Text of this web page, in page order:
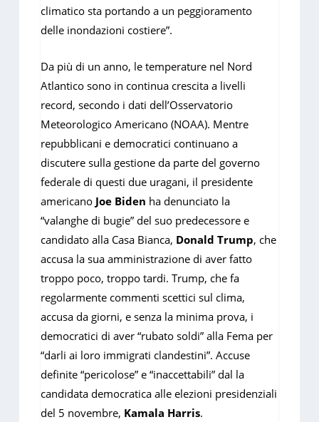
climatico sta portando a un peggioramento
delle inondazioni costiere”.
Da più di un anno, le temperature nel Nord
Atlantico sono in continua crescita a livelli
record, secondo i dati dell’Osservatorio
Meteorologico Americano (NOAA). Mentre
repubblicani e democratici continuano a
discutere sulla gestione da parte del governo
federale di questi due uragani, il presidente
americano Joe Biden ha denunciato la
“valanghe di bugie” del suo predecessore e
candidato alla Casa Bianca, Donald Trump, che
accusa la sua amministrazione di aver fatto
troppo poco, troppo tardi. Trump, che fa
regolarmente commenti scettici sul clima,
accusa da giorni, e senza la minima prova, i
democratici di aver “rubato soldi” alla Fema per
“darli ai loro immigrati clandestini”. Accuse
definite “pericolose” e “inaccettabili” dal la
candidata democratica alle elezioni presidenziali
del 5 novembre, Kamala Harris.